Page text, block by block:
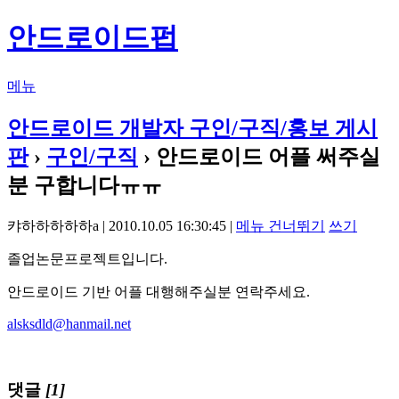
안드로이드펍
메뉴
안드로이드 개발자 구인/구직/홍보 게시
판› 구인/구직 › 안드로이드 어플 써주실
분 구합니다ㅠㅠ
캬하하하하하a | 2010.10.05 16:30:45 | 메뉴 건너뛰기 쓰기
졸업논문프로젝트입니다.
안드로이드 기반 어플 대행해주실분 연락주세요.
alsksdld@hanmail.net
댓글 [1]